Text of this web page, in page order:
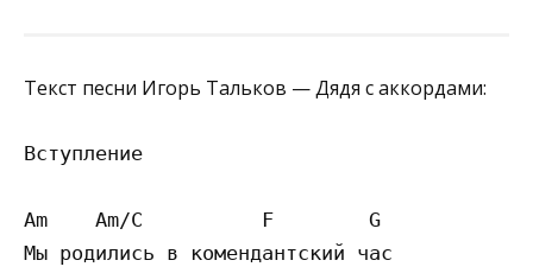
Текст песни Игорь Тальков — Дядя с аккордами:
Вступление
Am    Am/C          F        G
Мы родились в комендантский час